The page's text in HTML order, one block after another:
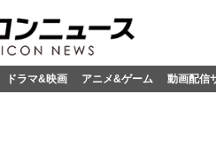
ドラマ&映画 アニメ&ゲーム 動画配信